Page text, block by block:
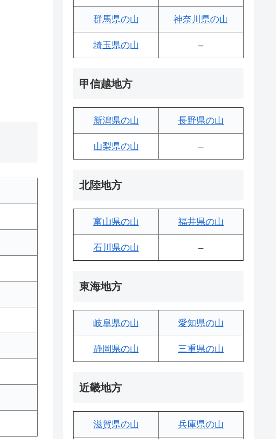
群馬県の山 神奈川県の山
埼玉県の山 –
甲信越地方
新潟県の山 長野県の山
山梨県の山 –
北陸地方
富山県の山 福井県の山
石川県の山 –
東海地方
岐阜県の山 愛知県の山
静岡県の山 三重県の山
近畿地方
滋賀県の山 兵庫県の山